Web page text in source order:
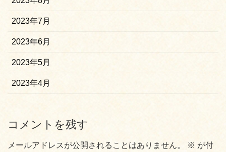
2023年7月
2023年6月
2023年5月
2023年4月
コメントを残す
メールアドレスが公開されることはありません。 ※ が付